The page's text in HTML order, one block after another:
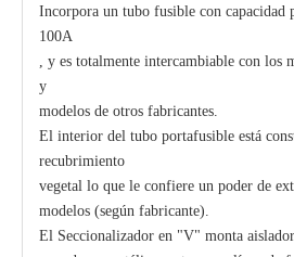
Incorpora un tubo fusible con capacidad
100A
, y es totalmente intercambiable con los
y
modelos de otros fabricantes.
El interior del tubo portafusible está
recubrimiento
vegetal lo que le confiere un poder de
modelos (según fabricante).
El Seccionalizador en "V" monta